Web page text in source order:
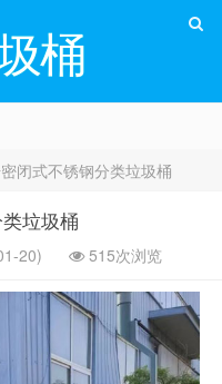
桶
闭式不锈钢分类垃圾桶
垃圾桶
20) 515次浏览